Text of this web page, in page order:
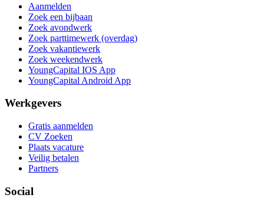
Aanmelden
Zoek een bijbaan
Zoek avondwerk
Zoek parttimewerk (overdag)
Zoek vakantiewerk
Zoek weekendwerk
YoungCapital IOS App
YoungCapital Android App
Werkgevers
Gratis aanmelden
CV Zoeken
Plaats vacature
Veilig betalen
Partners
Social